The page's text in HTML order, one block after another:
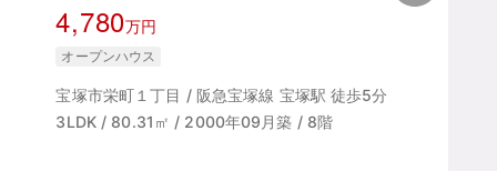
4,780万円
オープンハウス
宝塚市栄町１丁目 / 阪急宝塚線 宝塚駅 徒歩5分
3LDK / 80.31㎡ / 2000年09月築 / 8階